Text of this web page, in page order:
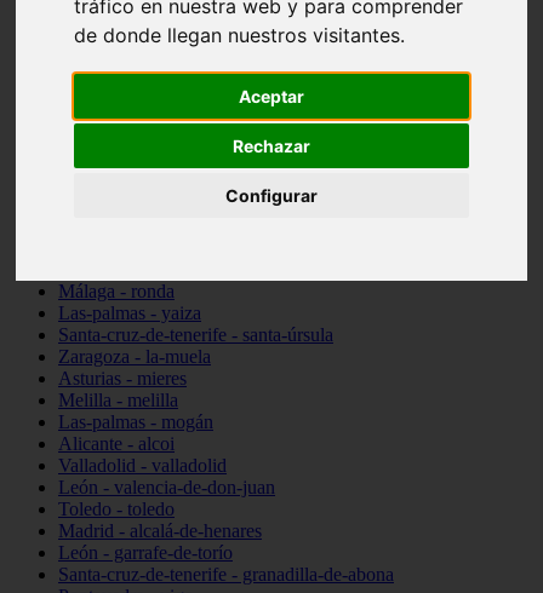
tráfico en nuestra web y para comprender
de donde llegan nuestros visitantes.
Aceptar
Rechazar
Configurar
Málaga - marbella
Zaragoza - zaragoza
Barcelona - barcelona
Valencia - valencia
Toledo - seseña
Cantabria - val-de-san-vicente
Málaga - ronda
Las-palmas - yaiza
Santa-cruz-de-tenerife - santa-úrsula
Zaragoza - la-muela
Asturias - mieres
Melilla - melilla
Las-palmas - mogán
Alicante - alcoi
Valladolid - valladolid
León - valencia-de-don-juan
Toledo - toledo
Madrid - alcalá-de-henares
León - garrafe-de-torío
Santa-cruz-de-tenerife - granadilla-de-abona